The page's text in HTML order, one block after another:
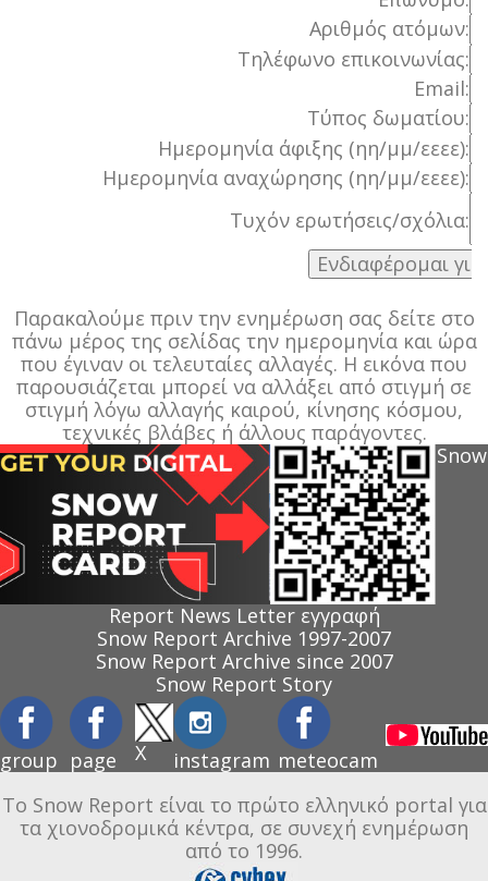
Αριθμός ατόμων:
Τηλέφωνο επικοινωνίας:
Email:
Τύπος δωματίου:
Ημερομηνία άφιξης (ηη/μμ/εεεε):
Ημερομηνία αναχώρησης (ηη/μμ/εεεε):
Τυχόν ερωτήσεις/σχόλια:
Παρακαλούμε πριν την ενημέρωση σας δείτε στο
πάνω μέρος της σελίδας την ημερομηνία και ώρα
που έγιναν οι τελευταίες αλλαγές. Η εικόνα που
παρουσιάζεται μπορεί να αλλάξει από στιγμή σε
στιγμή λόγω αλλαγής καιρού, κίνησης κόσμου,
τεχνικές βλάβες ή άλλους παράγοντες.
Snow
Report News Letter εγγραφή
Snow Report Archive 1997-2007
Snow Report Archive since 2007
Snow Report Story
group page X instagram meteocam
Το Snow Report είναι το πρώτο ελληνικό portal για
τα χιονοδρομικά κέντρα, σε συνεχή ενημέρωση
από το 1996.